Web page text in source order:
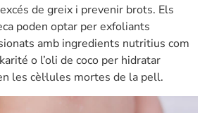
de greix i prevenir brots. Els
poden optar per exfoliants
amb ingredients nutritius com
o l’oli de coco per hidratar
les cèl·lules mortes de la pell.